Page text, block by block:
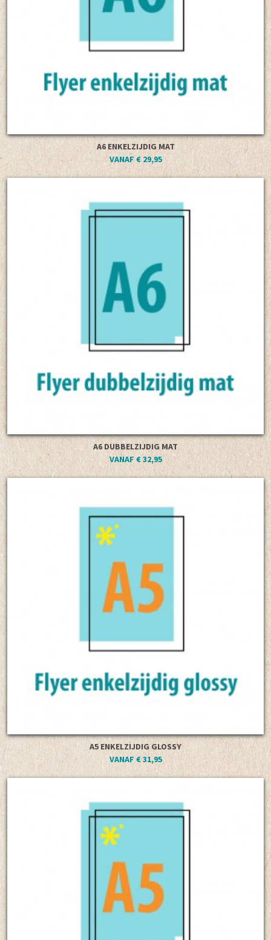
A6 ENKELZIJDIG MAT
VANAF € 29,95
A6 DUBBELZIJDIG MAT
VANAF € 32,95
A5 ENKELZIJDIG GLOSSY
VANAF € 31,95